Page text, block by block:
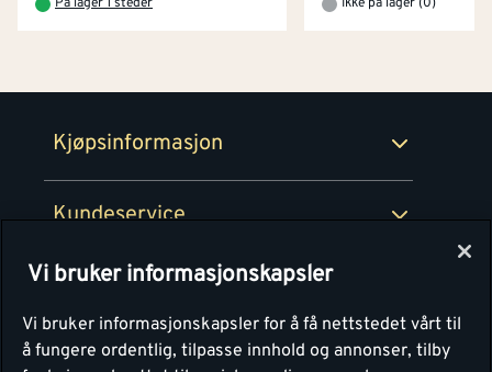
Kjøpsinformasjon
Retur- og angrerettsskjema
Kundeservice
Montér
Personvern
Vi bruker informasjonskapsler
Vi bruker informasjonskapsler for å få nettstedet vårt til
å fungere ordentlig, tilpasse innhold og annonser, tilby